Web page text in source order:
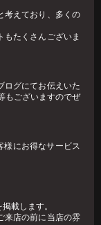
らこそ、ちょっとし
11626 3等 1
考えており、多くの
もたくさんございま
ログにてお伝えいた
もございますのでぜ
様にお得なサービス
載します。
来店の前に当店の雰